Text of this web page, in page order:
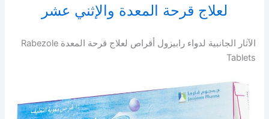
لعلاج قرحة المعدة والإثني عشر
الآثار الجانبية لدواء رابيزول أقراص لعلاج قرحة المعدة Rabezole
Tablets